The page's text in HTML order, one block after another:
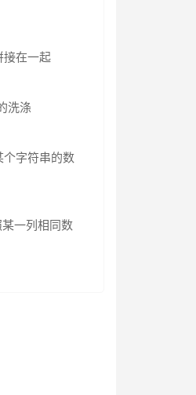
接在一起
洗涤
字符串的数
一列相同数